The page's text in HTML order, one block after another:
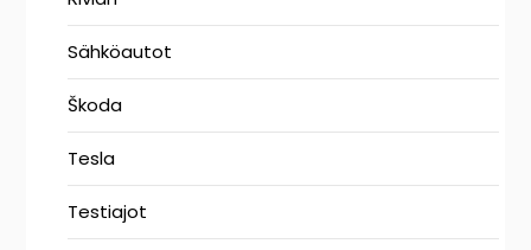
Sähköautot
Škoda
Tesla
Testiajot